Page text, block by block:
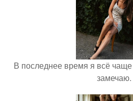
В последнее время я всё
замечаю.